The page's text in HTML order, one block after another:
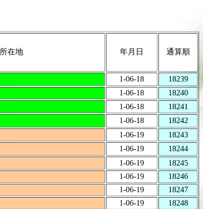
所在地 年月日 通算順
1-06-18
18239
1-06-18
18240
1-06-18
18241
1-06-18
18242
1-06-19
18243
1-06-19
18244
1-06-19
18245
1-06-19
18246
1-06-19
18247
1-06-19 18248